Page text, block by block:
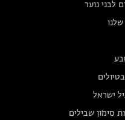
נוער
ישראל
סימון שבילים